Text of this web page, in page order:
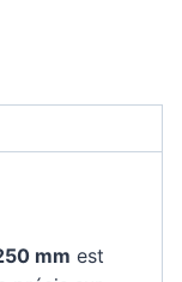
mm est